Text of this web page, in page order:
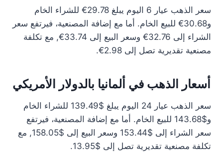
سعر الذهب عيار 6 اليوم يبلغ 29.78€ للشراء الخام
و30.68€ للبيع الخام. أما مع إضافة المصنعية، فيرتفع سعر
الشراء إلى 32.76€ وسعر البيع إلى 33.74€, مع تكلفة
مصنعية تقديرية تصل إلى 2.98€.
أسعار الذهب في ألمانيا بالدولار الأمريكي
سعر الذهب عيار 24 اليوم يبلغ $139.49 للشراء الخام
و$143.68 للبيع الخام. أما مع إضافة المصنعية، فيرتفع
سعر الشراء إلى $153.44 وسعر البيع إلى $158.05, مع
تكلفة مصنعية تقديرية تصل إلى $13.95.